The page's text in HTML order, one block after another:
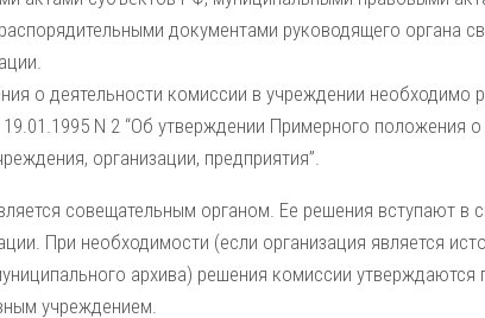
документами руководящего органа
о деятельности комиссии в учреждении необходимо
N 2 “Об утверждении Примерного положения
организации, предприятия”.
совещательным органом. Ее решения вступают в
При необходимости (если организация является
архива) решения комиссии утверждаются
учреждением.